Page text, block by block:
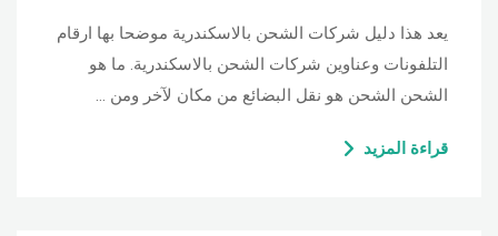
يعد هذا دليل شركات الشحن بالاسكندرية موضحا بها ارقام
التلفونات وعناوين شركات الشحن بالاسكندرية. ما هو
الشحن الشحن هو نقل البضائع من مكان لآخر ومن …
قراءة المزيد